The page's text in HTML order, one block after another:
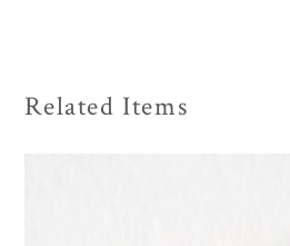
Related Items